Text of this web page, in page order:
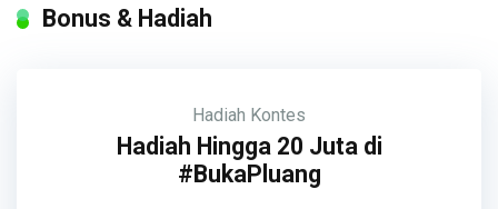
Bonus & Hadiah
Hadiah Kontes
Hadiah Hingga 20 Juta di
#BukaPluang